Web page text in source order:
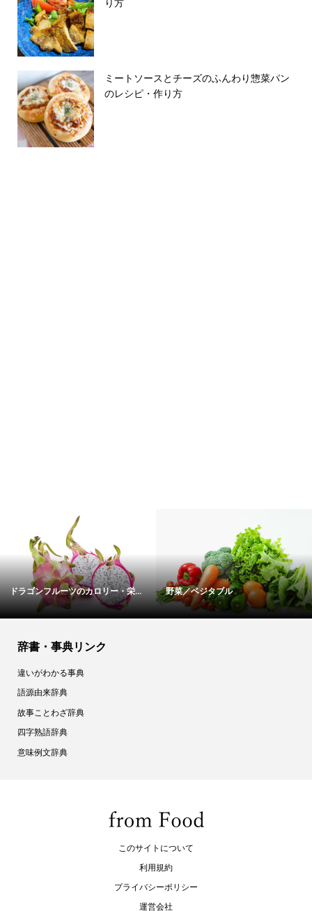
ミートソースとチーズのふんわり惣菜パン
のレシピ・作り方
ドラゴンフルーツのカロリー・栄... 野菜／ベジタブル
辞書・事典リンク
違いがわかる事典
語源由来辞典
故事ことわざ辞典
四字熟語辞典
意味例文辞典
このサイトについて
利用規約
プライバシーポリシー
運営会社